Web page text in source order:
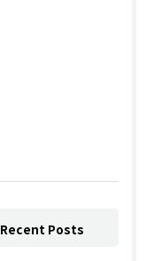
Recent Posts